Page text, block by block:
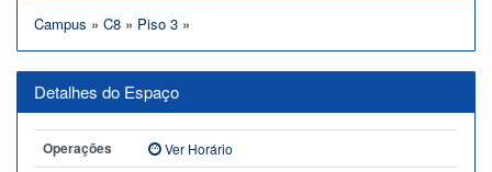
Campus » C8 » Piso 3 »
Detalhes do Espaço
Operações Ver Horário